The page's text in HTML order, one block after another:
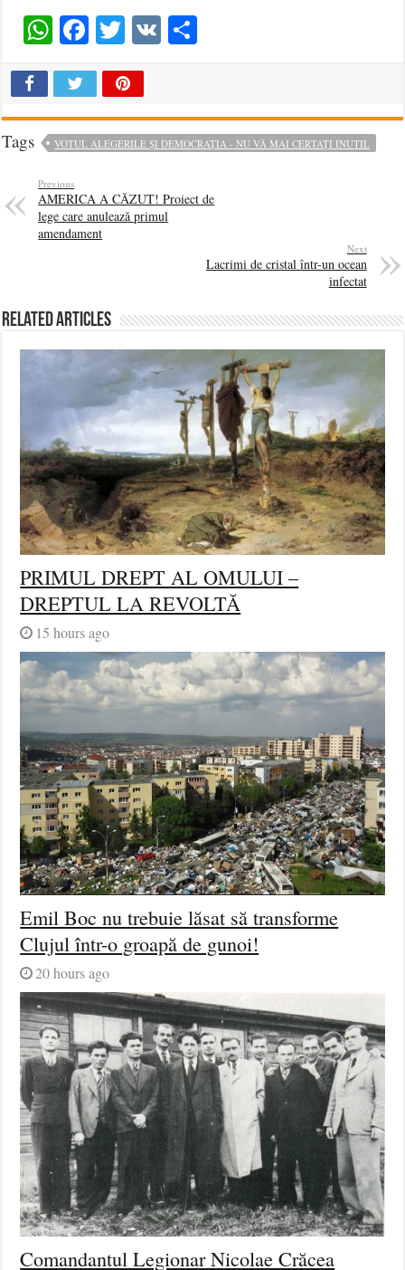
WhatsApp
Facebook
Twitter
VK
Tags VOTUL ALEGERILE ȘI DEMOCRAȚIA - NU VĂ MAI CERTAȚI INUTIL
Previous
AMERICA A CĂZUT! Proiect de
lege care anulează primul
amendament
Next
Lacrimi de cristal într-un ocean
infectat
Related Articles
PRIMUL DREPT AL OMULUI –
DREPTUL LA REVOLTĂ
15 hours ago
Emil Boc nu trebuie lăsat să transforme
Clujul într-o groapă de gunoi!
20 hours ago
Comandantul Legionar Nicolae Crăcea